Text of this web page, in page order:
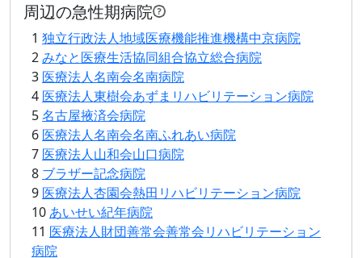
周辺の急性期病院
1 独立行政法人地域医療機能推進機構中京病院
2みなと医療生活協同組合協立総合病院
3 医療法人名南会名南病院
4 医療法人東樹会あずまリハビリテーション病院
5名古屋掖済会病院
6 医療法人名南会名南ふれあい病院
7 医療法人山和会山口病院
8 ブラザー記念病院
9 医療法人杏園会熱田リハビリテーション病院
10 あいせい紀年病院
11 医療法人財団善常会善常会リハビリテーション
病院